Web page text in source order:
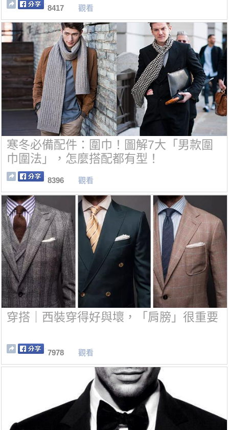
8417 觀看
寒冬必備配件：圍巾！圖解7大「男款圍
巾圍法」，怎麼搭配都有型！
8396 觀看
穿搭｜西裝穿得好與壞，「肩膀」很重要
7978 觀看